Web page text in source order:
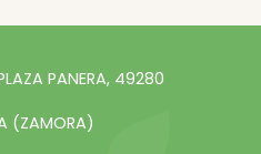
PANERA, 49280
(ZAMORA)